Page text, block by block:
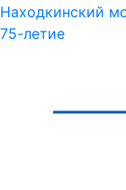
Находкинский
75-летие